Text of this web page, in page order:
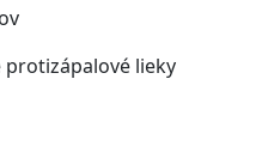
lieky